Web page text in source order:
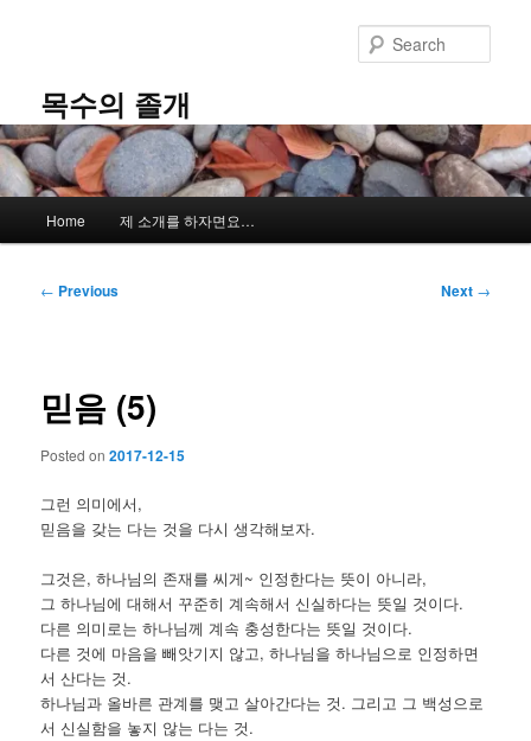
content목수의 졸개
Home 제 소개를 하자면요…
Post
← Previous Next →
믿음 (5)
Posted on2017-12-15
그런 의미에서,
믿음을 갖는 다는 것을 다시 생각해보자.
그것은, 하나님의 존재를 씨게~ 인정한다는 뜻이 아니라,
그 하나님에 대해서 꾸준히 계속해서 신실하다는 뜻일 것이다.
다른 의미로는 하나님께 계속 충성한다는 뜻일 것이다.
다른 것에 마음을 빼앗기지 않고, 하나님을 하나님으로 인정하면
서 산다는 것.
하나님과 올바른 관계를 맺고 살아간다는 것. 그리고 그 백성으로
서 신실함을 놓지 않는 다는 것.